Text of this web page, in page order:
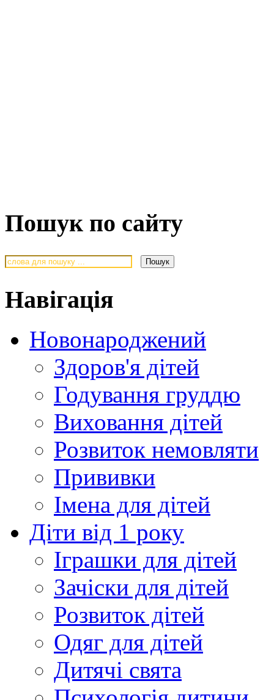
Пошук по сайту
Навігація
Новонароджений
Здоров'я дітей
Годування груддю
Виховання дітей
Розвиток немовляти
Прививки
Імена для дітей
Діти від 1 року
Іграшки для дітей
Зачіски для дітей
Розвиток дітей
Одяг для дітей
Дитячі свята